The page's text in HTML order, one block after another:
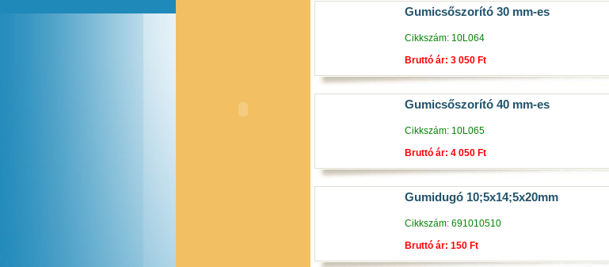
Gumicsőszorító 30 mm-es
Cikkszám: 10L064
Bruttó ár: 3 050 Ft
Gumicsőszorító 40 mm-es
Cikkszám: 10L065
Bruttó ár: 4 050 Ft
Gumidugó 10;5x14;5x20mm
Cikkszám: 691010510
Bruttó ár: 150 Ft